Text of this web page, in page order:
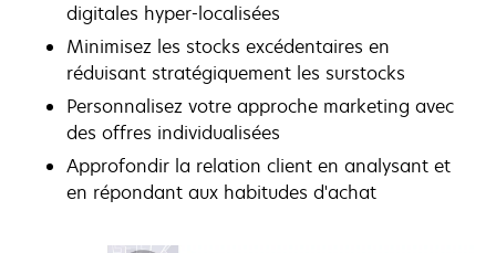
digitales hyper-localisées
Minimisez les stocks excédentaires en
réduisant stratégiquement les surstocks
Personnalisez votre approche marketing avec
des offres individualisées
Approfondir la relation client en analysant et
en répondant aux habitudes d'achat